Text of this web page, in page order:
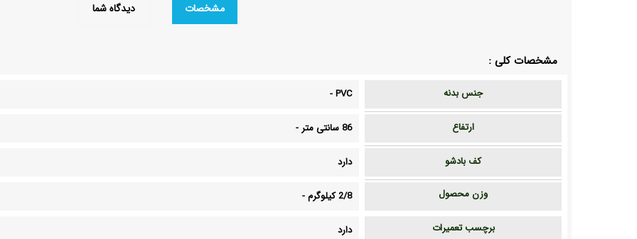
مشخصات دیدگاه شما
مشخصات کلی :
جنس بدنه PVC
-
ارتفاع 86 سانتی متر -
کف بادشو دارد
وزن محصول 2/8 کیلوگرم -
برچسب تعمیرات دارد